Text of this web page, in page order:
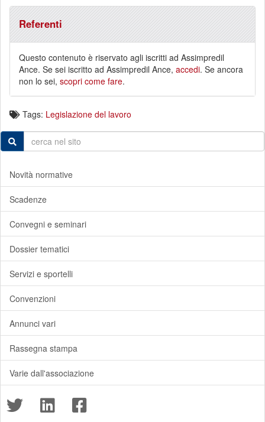
Referenti
Questo contenuto è riservato agli iscritti ad Assimpredil
Ance. Se sei iscritto ad Assimpredil Ance, accedi. Se ancora
non lo sei, scopri come fare.
Tags: Legislazione del lavoro
Novità normative
Scadenze
Convegni e seminari
Dossier tematici
Servizi e sportelli
Convenzioni
Annunci vari
Rassegna stampa
Varie dall'associazione